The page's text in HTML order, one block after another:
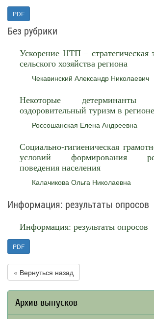
PDF
Без рубрики
Ускорение НТП – стратегическая
сельского хозяйства региона
Чекавинский Александр Николаевич
Некоторые
оздоровительный туризм в регионе
Россошанская Елена Андреевна
Социально-гигиеническая
условий формирования
поведения населения
Калачикова Ольга Николаевна
Информация: результаты опросов
Информация: результаты опросов
PDF
« Вернуться назад
Архив выпусков